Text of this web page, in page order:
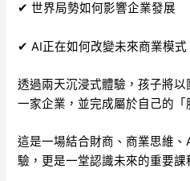
✔ 世界局勢如何影響企業發展
✔ AI正在如何改變未來商業模式
透過兩天沉浸式體驗，孩子將
一家企業，並完成屬於自己的「
這是一場結合財商、商業思維
驗，更是一堂認識未來的重要課